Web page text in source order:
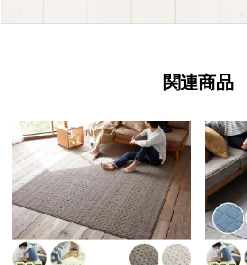
防ダニ、防音、アレルギーを抑えると
...More
ニラレバココ
5段階中 の評価
女性 家庭用
見た目もおしゃれで洗濯できる
関連商品